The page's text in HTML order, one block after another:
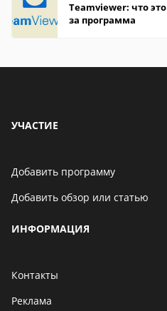
Teamviewer: что это
за программа
УЧАСТИЕ
Добавить программу
Добавить обзор или статью
ИНФОРМАЦИЯ
Контакты
Реклама